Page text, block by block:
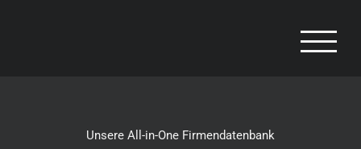
Unsere All-in-OneFirmendatenbank